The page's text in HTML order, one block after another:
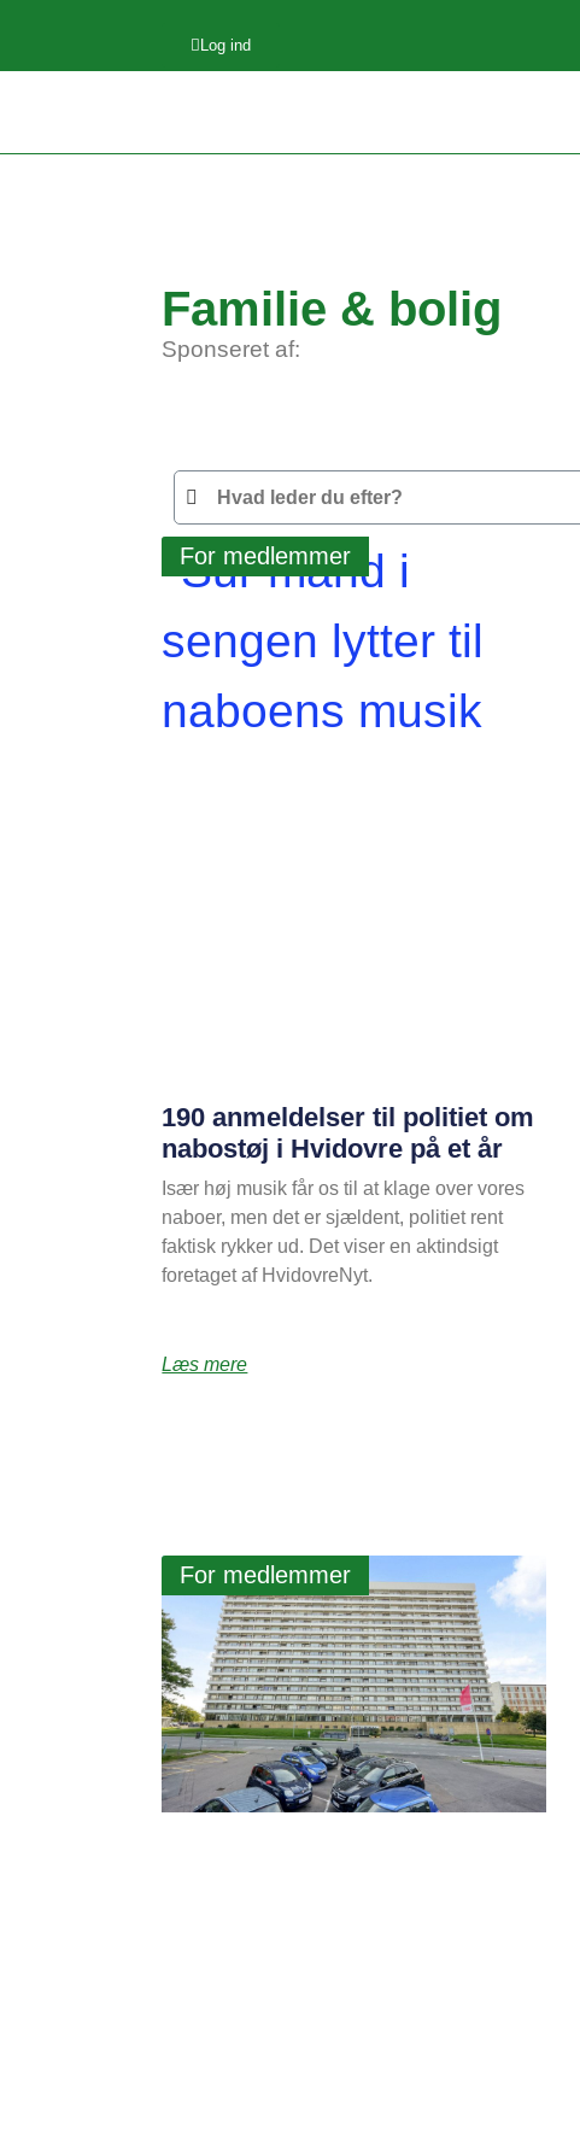
Log ind
Familie & bolig
Sponseret af:
190 anmeldelser til politiet om
nabostøj i Hvidovre på et år
Især høj musik får os til at klage over vores
naboer, men det er sjældent, politiet rent
faktisk rykker ud. Det viser en aktindsigt
foretaget af HvidovreNyt.
For medlemmer
Læs mere
For medlemmer